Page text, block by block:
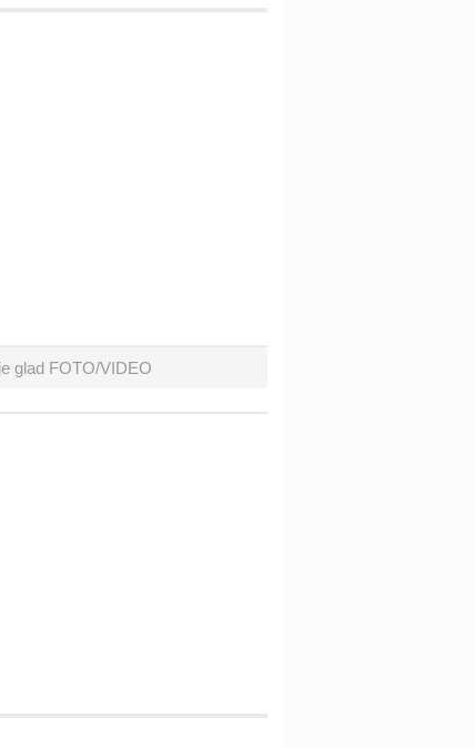
glad FOTO/VIDEO